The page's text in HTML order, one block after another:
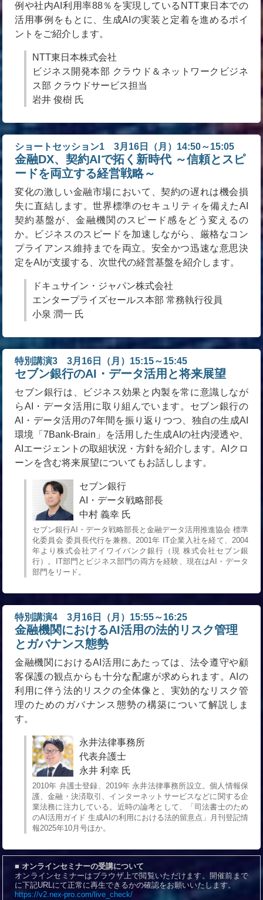
例や社内AI利用率88％を実現しているNTT東日本での
活用事例をもとに、生成AIの実装と定着を進めるポイ
ントをご紹介します。
NTT東日本株式会社
ビジネス開発本部 クラウド＆ネットワークビジネ
ス部 クラウドサービス担当
岩井 俊樹 氏
ショートセッション1 3月16日（月）14:50～15:05
金融DX、契約AIで拓く新時代 ～信頼とスピ
ードを両立する経営戦略～
変化の激しい金融市場において、契約の遅れは機会損
失に直結します。世界標準のセキュリティを備えたAI
契約基盤が、金融機関のスピード感をどう変えるの
か。ビジネスのスピードを加速しながら、厳格なコン
プライアンス維持までを両立。安全かつ迅速な意思決
定をAIが支援する、次世代の経営基盤を紹介します。
ドキュサイン・ジャパン株式会社
エンタープライズセールス本部 常務執行役員
小泉 潤一 氏
特別講演3 3月16日（月）15:15～15:45
セブン銀行のAI・データ活用と将来展望
セブン銀行は、ビジネス効果と内製を常に意識しなが
らAI・データ活用に取り組んでいます。セブン銀行の
AI・データ活用の7年間を振り返りつつ、独自の生成AI
環境「7Bank-Brain」を活用した生成AIの社内浸透や、
AIエージェントの取組状況・方針を紹介します。AIクロ
ーンを含む将来展望についてもお話しします。
セブン銀行
AI・データ戦略部長
中村 義幸 氏
セブン銀行AI・データ戦略部長と金融データ活用推進協会 標準
化委員会 委員長代行を兼務。2001年 IT企業入社を経て、2004
年より株式会社アイワイバンク銀行（現 株式会社セブン銀
行）。IT部門とビジネス部門の両方を経験、現在はAI・データ
部門をリード。
特別講演4 3月16日（月）15:55～16:25
金融機関におけるAI活用の法的リスク管理
とガバナンス態勢
金融機関におけるAI活用にあたっては、法令遵守や顧
客保護の観点からも十分な配慮が求められます。AIの
利用に伴う法的リスクの全体像と、実効的なリスク管
理のためのガバナンス態勢の構築について解説しま
す。
永井法律事務所
代表弁護士
永井 利幸 氏
2010年 弁護士登録、2019年 永井法律事務所設立。個人情報保
護、金融・決済取引、インターネットサービスなどに関する企
業法務に注力している。近時の論考として、「司法書士のため
のAI活用ガイド 生成AIの利用における法的留意点」月刊登記情
報2025年10月号ほか。
■ オンラインセミナーの受講について
オンラインセミナーはブラウザ上で閲覧いただけます。開催前まで
に下記URLにて正常に再生できるかの確認をお願いいたします。
https://v2.nex-pro.com/live_check/